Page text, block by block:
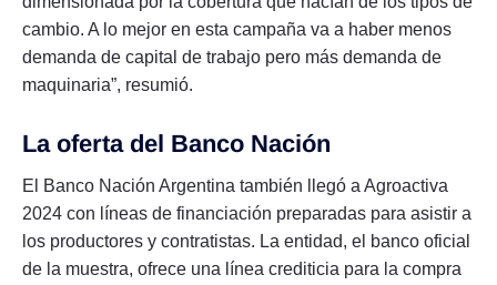
cambio. A lo mejor en esta campaña va a haber menos
demanda de capital de trabajo pero más demanda de
maquinaria”, resumió.
La oferta del Banco Nación
El Banco Nación Argentina también llegó a Agroactiva
2024 con líneas de financiación preparadas para asistir a
los productores y contratistas. La entidad, el banco oficial
de la muestra, ofrece una línea crediticia para la compra